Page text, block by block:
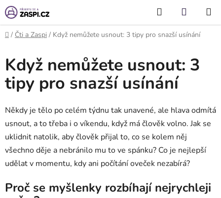
Přejít na obsah Hledat
KOŠÍK
Domů
/ Čti a Zaspi / Když nemůžete usnout: 3 tipy pro snazší usínání
Když nemůžete usnout: 3
tipy pro snazší usínání
Někdy je tělo po celém týdnu tak unavené, ale hlava odmítá
usnout, a to třeba i o víkendu, když má člověk volno. Jak se
uklidnit natolik, aby člověk přijal to, co se kolem něj
všechno děje a nebránilo mu to ve spánku? Co je nejlepší
udělat v momentu, kdy ani počítání oveček nezabírá?
Proč se myšlenky rozbíhají nejrychleji